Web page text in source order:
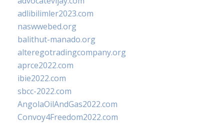
adlibilimler2023.com
naswwebed.org
balithut-manado.org
alteregotradingcompany.org
aprce2022.com
ibie2022.com
sbcc-2022.com
AngolaOilAndGas2022.com
Convoy4Freedom2022.com